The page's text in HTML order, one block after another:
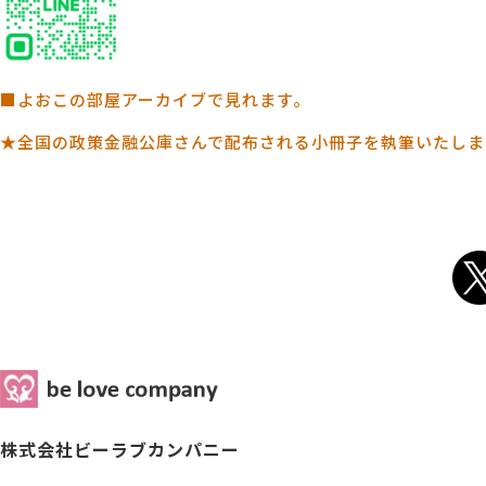
■よおこの部屋アーカイブで見れます。
★全国の政策金融公庫さんで配布される小冊子を執筆いたし
株式会社ビーラブカンパニー